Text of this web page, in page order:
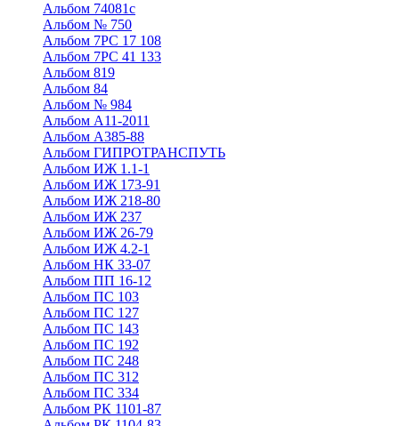
Альбом 74081с
Альбом № 750
Альбом 7РС 17 108
Альбом 7РС 41 133
Альбом 819
Альбом 84
Альбом № 984
Альбом А11-2011
Альбом А385-88
Альбом ГИПРОТРАНСПУТЬ
Альбом ИЖ 1.1-1
Альбом ИЖ 173-91
Альбом ИЖ 218-80
Альбом ИЖ 237
Альбом ИЖ 26-79
Альбом ИЖ 4.2-1
Альбом НК 33-07
Альбом ПП 16-12
Альбом ПС 103
Альбом ПС 127
Альбом ПС 143
Альбом ПС 192
Альбом ПС 248
Альбом ПС 312
Альбом ПС 334
Альбом РК 1101-87